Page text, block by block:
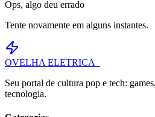
Ops, algo deu errado
Tente novamente em alguns instantes.
OVELHA ELETRICA_
Seu portal de cultura pop e tech:
tecnologia.